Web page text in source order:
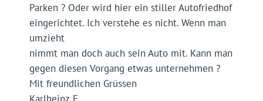
Parken ? Oder wird hier ein stiller Autofriedhof
eingerichtet. Ich verstehe es nicht. Wenn man
umzieht
nimmt man doch auch sein Auto mit. Kann man
gegen diesen Vorgang etwas unternehmen ?
Mit freundlichen Grüssen